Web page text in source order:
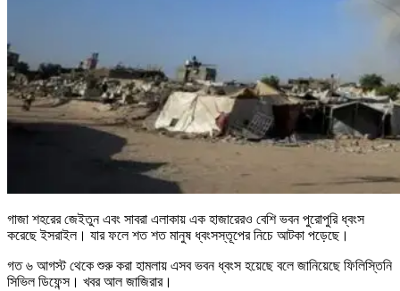
গাজা শহরের জেইতুন এবং সাবরা এলাকায় এক হাজারেরও বেশি ভবন পুরোপুরি ধ্বংস
করেছে ইসরাইল। যার ফলে শত শত মানুষ ধ্বংসস্তূপের নিচে আটকা পড়েছে।
গত ৬ আগস্ট থেকে শুরু করা হামলায় এসব ভবন ধ্বংস হয়েছে বলে জানিয়েছে ফিলিস্তিনি
সিভিল ডিফেন্স। খবর আল জাজিরার।